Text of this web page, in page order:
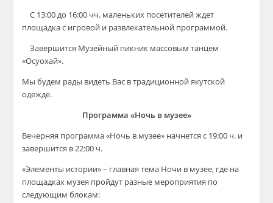
⠀ С 13:00 до 16:00 чч. маленьких посетителей ждет
площадка с игровой и развлекательной программой.
⠀ Завершится Музейный пикник массовым танцем
«Осуохай».
Мы будем рады видеть Вас в традиционной якутской
одежде.
Программа «Ночь в музее»
Вечерняя программа «Ночь в музее» начнется с 19:00 ч. и
завершится в 22:00 ч.
«Элементы истории» – главная тема Ночи в музее, где на
площадках музея пройдут разные мероприятия по
следующим блокам: